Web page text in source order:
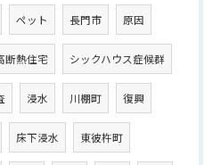
ペット 長門市 原因
断熱住宅 シックハウス症候群
浸水 川棚町 復興
床下浸水 東彼杵町